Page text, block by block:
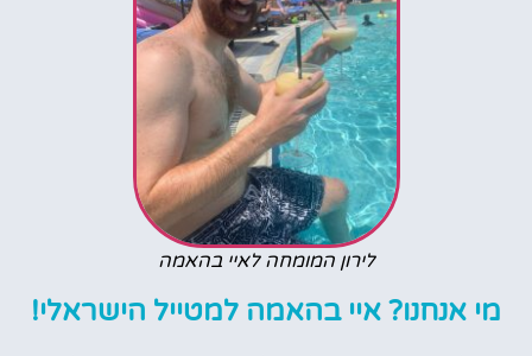
לירון המומחה לאיי בהאמה
מי אנחנו? איי בהאמה למטייל הישראלי!